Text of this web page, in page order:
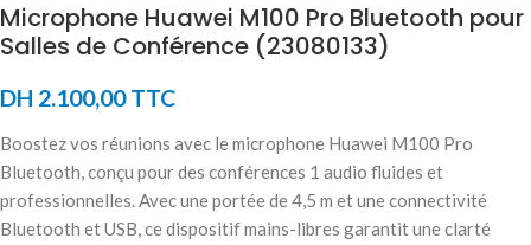
Microphone Huawei M100 Pro Bluetooth pour
Salles de Conférence (23080133)
DH 2.100,00TTC
Boostez vos réunions avec le microphone Huawei M100 Pro
Bluetooth, conçu pour des conférences 1 audio fluides et
professionnelles. Avec une portée de 4,5 m et une connectivité
Bluetooth et USB, ce dispositif mains-libres garantit une clarté